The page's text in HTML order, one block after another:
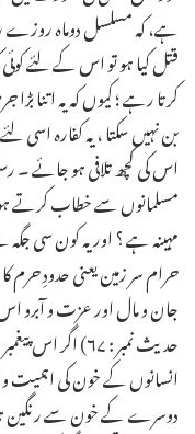
قتل کیا ہو تو اس کے لئے کوئی
کرتا رہے ؛ کیوں کہ یہ اتنا
بن نہیں سکتا ، یہ کفارہ
اس کی کچھ تلافی ہو
مسلمانوں سے خطاب کرتے
مہینہ ہے ؟ اور یہ کون سی جگہ
حرام سر زمین یعنی حدودِ حرم
جان و مال اور عزت و آبرو
حدیث نمبر : ۶۷)
انسانوں کے خون کی اہمیت
دوسرے کے خون سے رنگین